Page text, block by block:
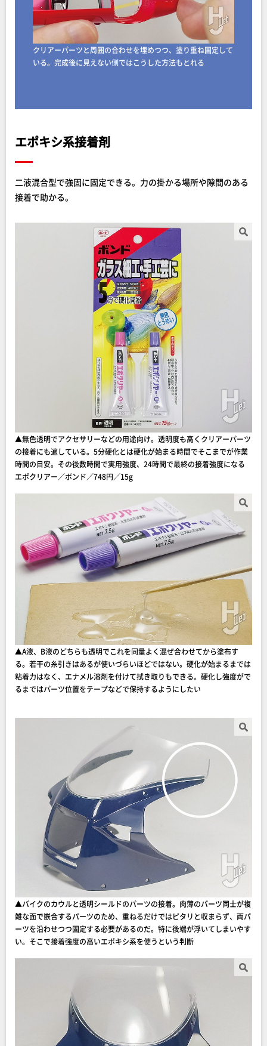
クリアーパーツと周囲の合わせを埋めつつ、塗り重ね固定して
いる。完成後に見えない側ではこうした方法もとれる
エポキシ系接着剤
二液混合型で強固に固定できる。力の掛かる場所や隙間のある
接着で助かる。
▲無色透明でアクセサリーなどの用途向け。透明度も高くクリアーパーツ
の接着にも適している。5分硬化とは硬化が始まる時間でそこまでが作業
時間の目安。その後数時間で実用強度、24時間で最終の接着強度になる
エポクリアー／ボンド／748円／15g
▲A液、B液のどちらも透明でこれを同量よく混ぜ合わせてから塗布す
る。若干の糸引きはあるが使いづらいほどではない。硬化が始まるまでは
粘着力はなく、エナメル溶剤を付けて拭き取りもできる。硬化し強度がで
るまではパーツ位置をテープなどで保持するようにしたい
▲バイクのカウルと透明シールドのパーツの接着。肉薄のパーツ同士が複
雑な面で嵌合するパーツのため、重ねるだけではピタリと収まらず、両パ
ーツを沿わせつつ固定する必要があるのだ。特に後端が浮いてしまいやす
い。そこで接着強度の高いエポキシ系を使うという判断